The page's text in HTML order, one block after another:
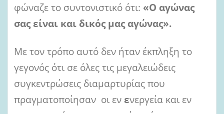
φώναζε το συντονιστικό ότι: «Ο αγώνας
σας είναι και δικός μας αγώνας».
Με τον τρόπο αυτό δεν ήταν έκπληξη το
γεγονός ότι σε όλες τις μεγαλειώδεις
συγκεντρώσεις διαμαρτυρίας που
πραγματοποίησαν οι ενενεργεία και εν